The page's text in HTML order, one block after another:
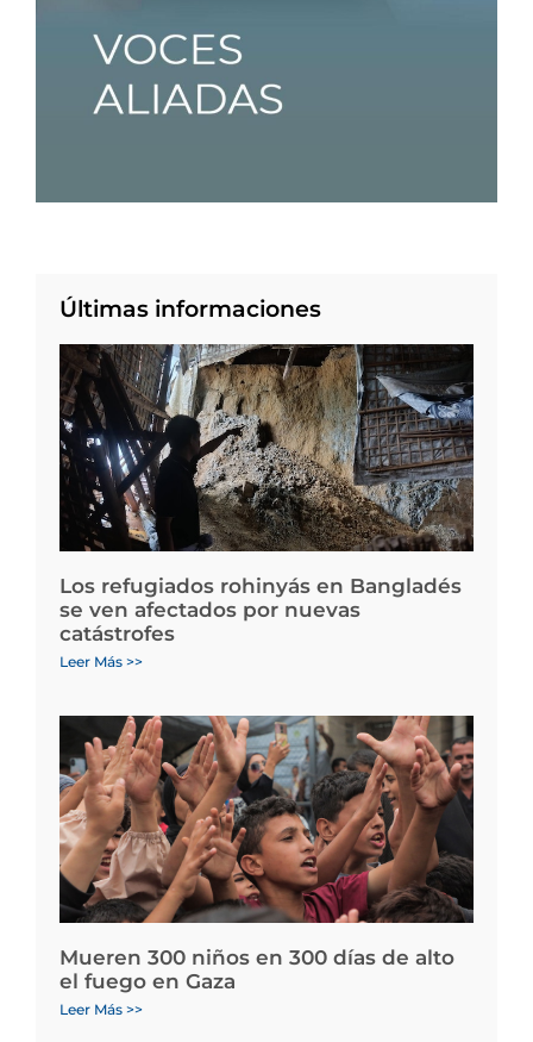
Últimas informaciones
Los refugiados rohinyás en Bangladés
se ven afectados por nuevas
catástrofes
Leer Más >>
Mueren 300 niños en 300 días de alto
el fuego en Gaza
Leer Más >>